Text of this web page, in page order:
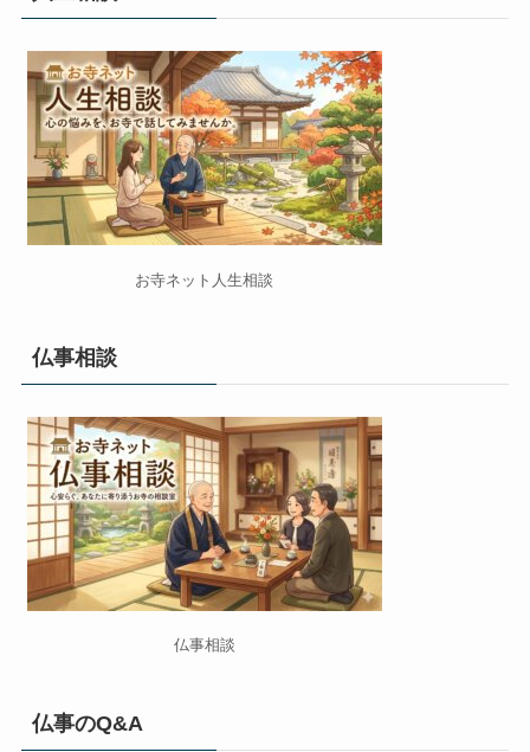
お寺ネット人生相談
仏事相談
仏事相談
仏事のQ&A